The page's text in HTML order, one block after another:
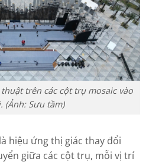
trên các cột trụ mosaic vào
(Ảnh: Sưu tầm)
hiệu ứng thị giác thay đổi
giữa các cột trụ, mỗi vị trí